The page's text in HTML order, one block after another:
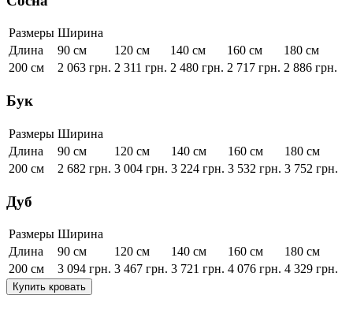
Размеры Ширина
Длина
90 см 120 см 140 см 160 см
180 см
200 см
2 063 грн. 2 311 грн. 2 480 грн. 2 717 грн. 2 886 грн.
Бук
Размеры Ширина
Длина
90 см 120 см 140 см 160 см
180 см
200 см
2 682 грн. 3 004 грн. 3 224 грн. 3 532 грн. 3 752 грн.
Дуб
Размеры Ширина
Длина
90 см 120 см 140 см 160 см
180 см
200 см
3 094 грн. 3 467 грн. 3 721 грн. 4 076 грн. 4 329 грн.
Купить кровать